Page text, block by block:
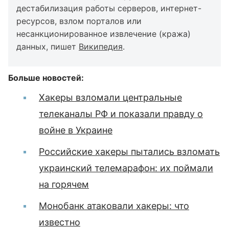
дестабилизация работы серверов, интернет-
ресурсов, взлом порталов или
несанкционированное извлечение (кража)
данных, пишет Википедия.
Больше новостей:
Хакеры взломали центральные
телеканалы РФ и показали правду о
войне в Украине
Российские хакеры пытались взломать
украинский телемарафон: их поймали
на горячем
Монобанк атаковали хакеры: что
известно